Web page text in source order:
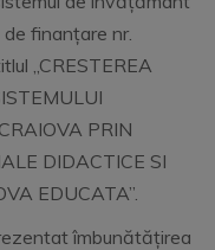
finanțare nr.
,,CRESTEREA
PRIN
DIDACTICE SI
EDUCATA’’.
îmbunătățirea